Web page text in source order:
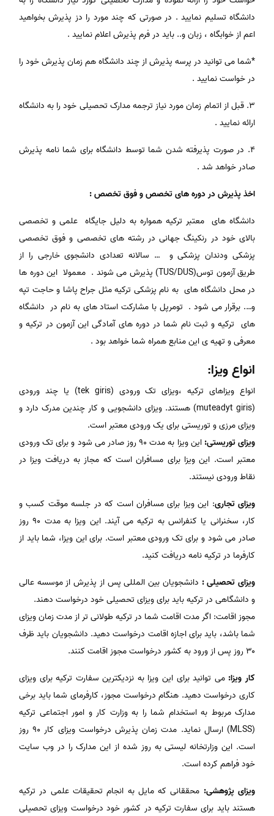
دانشگاه تسلیم نمایید . در صورتی که چند مورد را دز پذیرش بخواهید
اعم از خوابگاه ، زبان و.. باید در فرم پذیرش اعلام نمایید .
*شما می توانید در پرسه پذیرش از چند دانشگاه هم زمان پذیرش خود را
در خواست نمایید .
3. قبل از اتمام زمان مورد نیاز ترجمه مدارک تحصیلی خود را به دانشگاه
ارائه نمایید .
4. در صورت پذیرفته شدن شما توسط دانشگاه برای شما نامه پذیرش
صادر خواهد شد .
اخذ پذیرش در دوره های تخصص و فوق تخصص :
دانشگاه های معتبر ترکیه همواره به دلیل جایگاه علمی و تخصصی
بالای خود در رنکینگ جهانی در رشته های تخصصی و فوق تخصصی
پزشکی ودندان پزشکی و … سالانه تعدادی دانشجوی خارجی را از
طریق آزمون توس(TUS/DUS) پذیرش می شوند . معمولا این دوره ها
در محل دانشگاه های به نام پزشکی ترکیه مثل جراح پاشا و حاجت تپه
و…. برقرار می شود . تومرپل با مشارکت استاد های به نام در دانشگاه
های ترکیه و ثبت نام شما در دوره های آمادگی این آزمون در ترکیه و
معرفی و تهیه ی این منابع همراه شما خواهد بود .
انواع ویزا:
انواع ویزاهای ترکیه ،ویزای تک ورودی (tek giris) یا چند ورودی
(muteadyt giris) هستند. ویزای دانشجویی و کار چندین مدرک دارد و
ویزای مرزی و توریستی برای یک ورودی معتبر است.
ویزای توریستی:
این ویزا به مدت ۹۰ روز صادر می شود و برای تک ورودی
معتبر است. این ویزا برای مسافران است که مجاز به دریافت ویزا در
نقاط ورودی نیستند.
ویزای تجاری: این ویزا برای مسافران است که در جلسه موقت کسب و
کار، سخنرانی یا کنفرانس به ترکیه می آیند. این ویزا به مدت ۹۰ روز
صادر می شود و برای تک ورودی معتبر است. برای این ویزا، شما باید از
کارفرما در ترکیه نامه دریافت کنید.
ویزای تحصیلی : دانشجویان بین المللی پس از پذیرش از موسسه عالی
و دانشگاهی در ترکیه باید برای ویزای تحصیلی خود درخواست دهند.
مجوز اقامت: اگر مدت اقامت شما در ترکیه طولانی تر از مدت زمان ویزای
شما باشد، باید برای اجازه اقامت درخواست دهید. دانشجویان باید ظرف
۳۰ روز پس از ورود به کشور درخواست مجوز اقامت کنند.
کار ویزا: می توانید برای این ویزا به نزدیکترین سفارت ترکیه برای ویزای
کاری درخواست دهید. هنگام درخواست مجوز، کارفرمای شما باید برخی
مدارک مربوط به استخدام شما را به وزارت کار و امور اجتماعی ترکیه
(MLSS) ارسال نماید. مدت زمان پذیرش درخواست ویزای کار ۹۰ روز
است. این وزارتخانه لیستی به روز شده از این مدارک را در وب سایت
خود فراهم کرده است.
ویزای پژوهشی: محققانی که مایل به انجام تحقیقات علمی در ترکیه
هستند باید برای سفارت ترکیه در کشور خود درخواست ویزای تحصیلی